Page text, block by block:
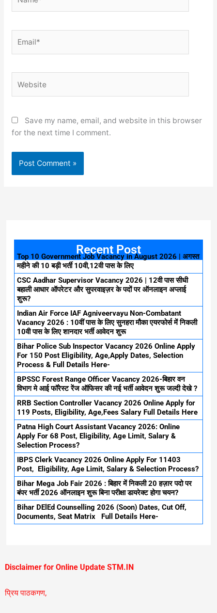
Save my name, email, and website in this browser
for the next time I comment.
Recent Post
Top 10 Government Job Vacancy in August 2026 | अगस्त
महीने की 10 बड़ी भर्ती 10वी,12वी पास के लिए
CSC Aadhar Supervisor Vacancy 2026 | 12वी पास सीधी
बहाली आधार ऑपरेटर और सुपरवाइज़र के पदों पर ऑनलाइन अप्लाई
शुरू?
Indian Air Force IAF Agniveervayu Non-Combatant
Vacancy 2026 : 10वीं पास के लिए सुनहरा मौका एयरफोर्स में निकली
10वी पास के लिए शानदार भर्ती आवेदन शुरू
Bihar Police Sub Inspector Vacancy 2026 Online Apply
For 150 Post Eligibility, Age,Apply Dates, Selection
Process & Full Details Here-
BPSSC Forest Range Officer Vacancy 2026-बिहार वन
विभाग मे आई फॉरेस्ट रेंज ऑफिसर की नई भर्ती आवेदन शुरू जल्दी देखे ?
RRB Section Controller Vacancy 2026 Online Apply for
119 Posts, Eligibility, Age,Fees Salary Full Details Here
Patna High Court Assistant Vacancy 2026: Online
Apply For 68 Post, Eligibility, Age Limit, Salary &
Selection Process?
IBPS Clerk Vacancy 2026 Online Apply For 11403
Post, Eligibility, Age Limit, Salary & Selection Process?
Bihar Mega Job Fair 2026 : बिहार में निकली 20 हज़ार पदो पर
बंपर भर्ती 2026 ऑनलाइन शुरू बिना परीक्षा डायरेक्ट होगा चयन?
Bihar DElEd Counselling 2026 (Soon) Dates, Cut Off,
Documents, Seat Matrix Full Details Here-
Disclaimer for Online Update STM.IN
प्रिय पाठकगण,